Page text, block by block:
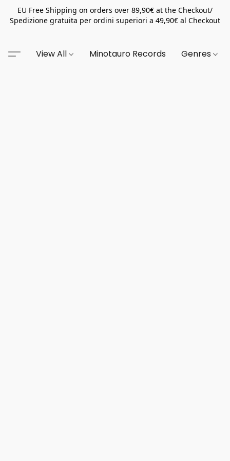
EU Free Shipping on orders over 89,90€ at the Checkout/
Spedizione gratuita per ordini superiori a 49,90€ al Checkout
View All Minotauro Records Genres